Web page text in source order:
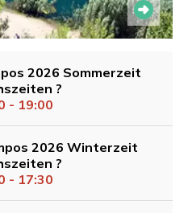
2026 Sommerzeit
?
- 19:00
2026 Winterzeit
?
- 17:30